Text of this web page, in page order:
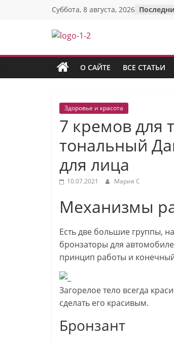
содержимому
Суббота, 8 августа, 2026
Красотка:
женский
сайт
стиле
красоте:
только
советы
женщины
О САЙТЕ ВСЕ СТАТЬИ
Здоровье и красота
7 кремов для
тональный
для лица
10.07.2021 Мария С
Механизмы
Есть две большие группы,
бронзаторы для
принцип работы и
Загорелое тело всегда
сделать его красивым.
Бронзант